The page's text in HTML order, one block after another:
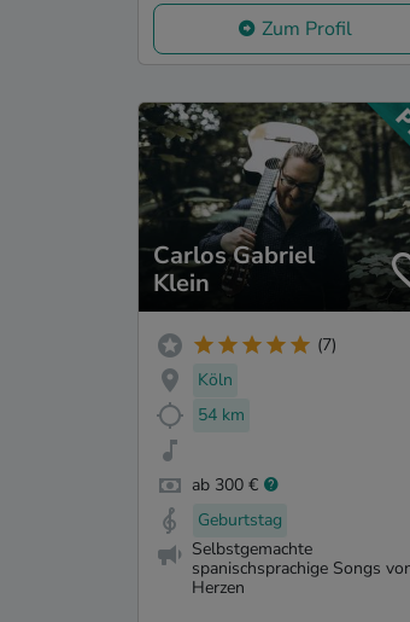
Zum Profil
Carlos Gabriel
Klein
(7)
Köln
54 km
ab 300 €
Geburtstag
Selbstgemachte
spanischsprachige Songs
Herzen